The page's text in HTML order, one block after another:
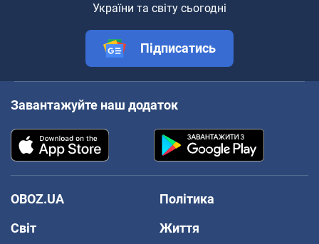
України та світу сьогодні
Підписатись
Завантажуйте наш додаток
OBOZ.UA
Політика
Світ
Життя